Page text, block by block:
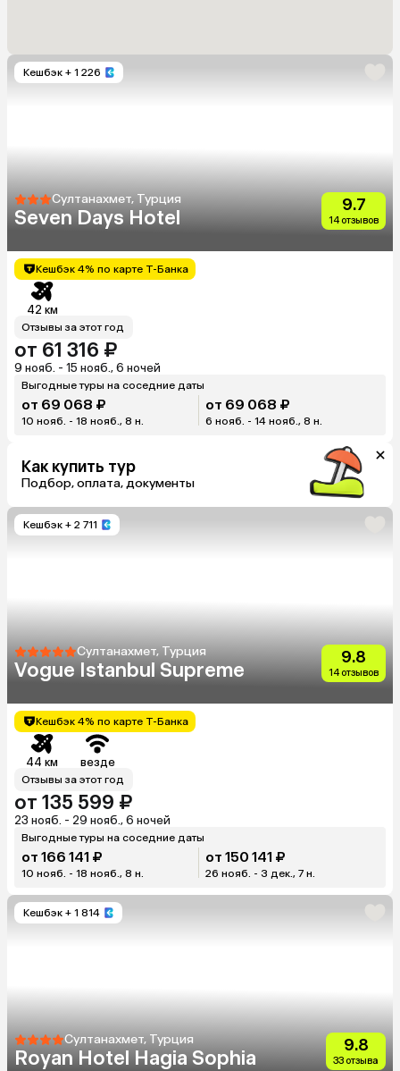
Кешбэк + 1 226
Султанахмет, Турция
Seven Days Hotel
9.7
14 отзывов
Кешбэк 4% по карте Т-Банка
42 км
Отзывы за этот год
от 61 316 ₽
9 нояб. - 15 нояб., 6 ночей
Выгодные туры на соседние даты
от 69 068 ₽
10 нояб. - 18 нояб., 8 н.
от 69 068 ₽
6 нояб. - 14 нояб., 8 н.
Как купить тур
Подбор, оплата, документы
Кешбэк + 2 711
Султанахмет, Турция
Vogue Istanbul Supreme
9.8
14 отзывов
Кешбэк 4% по карте Т-Банка
44 км везде
Отзывы за этот год
от 135 599 ₽
23 нояб. - 29 нояб., 6 ночей
Выгодные туры на соседние даты
от 166 141 ₽
10 нояб. - 18 нояб., 8 н.
от 150 141 ₽
26 нояб. - 3 дек., 7 н.
Кешбэк + 1 814
Султанахмет, Турция
Royan Hotel Hagia Sophia
9.8
33 отзыва